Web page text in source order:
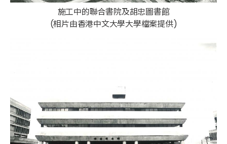
施工中的聯合書院及胡忠圖書館
(相片由香港中文大學大學檔案提供)